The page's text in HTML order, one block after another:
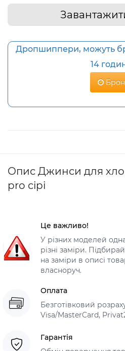
Дропшиппери, можуть
14
Опис Джинси для
pro сірі
Це важливо!
У різних моделей
різні заміри.
на заміри в описі
власноруч.
Оплата
Безготівковий
Visa/MasterCard,
Гарантія